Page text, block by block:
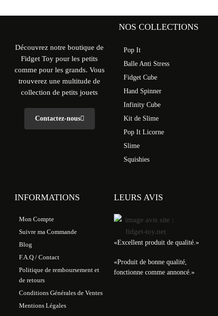
Découvrez notre boutique de
Fidget Toy pour les petits
comme pour les grands. Vous
trouverez une multitude de
collection de petits jouets
Contactez-nous
NOS COLLECTIONS
Pop It
Balle Anti Stress
Fidget Cube
Hand Spinner
Infinity Cube
Kit de Slime
Pop It Licorne
Slime
Squishies
INFORMATIONS
Mon Compte
Suivre ma Commande
Blog
F.A.Q / Contact
Politique de remboursement et
de retours
Conditions Générales de Ventes
Mentions Légales
LEURS AVIS
«Excellent produit de qualité. »
«Produit de bonne qualité,
fonctionne comme annoncé.»